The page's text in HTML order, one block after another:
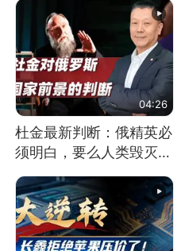
04:26
杜金最新判断：俄精英必
须明白，要么人类毁灭，
要么俄毁灭